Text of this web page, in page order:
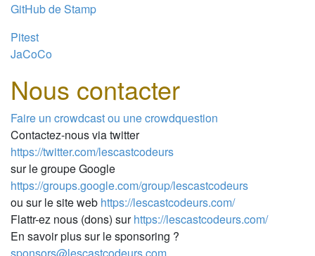
GitHub de Stamp
Pitest
JaCoCo
Nous contacter
Faire un crowdcast ou une crowdquestion
Contactez-nous via twitter
https://twitter.com/lescastcodeurs
sur le groupe Google
https://groups.google.com/group/lescastcodeurs
ou sur le site web https://lescastcodeurs.com/
Flattr-ez nous (dons) surhttps://lescastcodeurs.com/
En savoir plus sur le sponsoring ?